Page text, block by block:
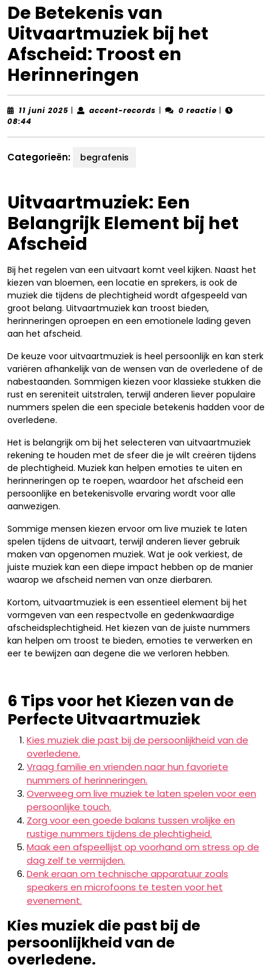
De Betekenis van
Uitvaartmuziek bij het
Afscheid: Troost en
Herinneringen
11 juni 2025 11| accent-records accent-
| 0 reactie |
08:44
Categorieën: begrafenis
Uitvaartmuziek: Een
Belangrijk Element bij het
Afscheid
Bij het regelen van een uitvaart komt veel kijken. Naast het
kiezen van bloemen, een locatie en sprekers, is ook de
muziek die tijdens de plechtigheid wordt afgespeeld van
groot belang. Uitvaartmuziek kan troost bieden,
herinneringen oproepen en een emotionele lading geven
aan het afscheid.
De keuze voor uitvaartmuziek is heel persoonlijk en kan sterk
variëren afhankelijk van de wensen van de overledene of de
nabestaanden. Sommigen kiezen voor klassieke stukken die
rust en sereniteit uitstralen, terwijl anderen liever populaire
nummers spelen die een speciale betekenis hadden voor de
overledene.
Het is belangrijk om bij het selecteren van uitvaartmuziek
rekening te houden met de sfeer die je wilt creëren tijdens
de plechtigheid. Muziek kan helpen emoties te uiten en
herinneringen op te roepen, waardoor het afscheid een
persoonlijke en betekenisvolle ervaring wordt voor alle
aanwezigen.
Sommige mensen kiezen ervoor om live muziek te laten
spelen tijdens de uitvaart, terwijl anderen liever gebruik
maken van opgenomen muziek. Wat je ook verkiest, de
juiste muziek kan een diepe impact hebben op de manier
waarop we afscheid nemen van onze dierbaren.
Kortom, uitvaartmuziek is een essentieel element bij het
vormgeven van een respectvolle en gedenkwaardige
afscheidsplechtigheid. Het kiezen van de juiste nummers
kan helpen om troost te bieden, emoties te verwerken en
eer te bewijzen aan degene die we verloren hebben.
6 Tips voor het Kiezen van de
Perfecte Uitvaartmuziek
Kies muziek die past bij de persoonlijkheid van de
overledene.
Vraag familie en vrienden naar hun favoriete
nummers of herinneringen.
Overweeg om live muziek te laten spelen voor een
persoonlijke touch.
Zorg voor een goede balans tussen vrolijke en
rustige nummers tijdens de plechtigheid.
Maak een afspeellijst op voorhand om stress op de
dag zelf te vermijden.
Denk eraan om technische apparatuur zoals
speakers en microfoons te testen voor het
evenement.
Kies muziek die past bij de
persoonlijkheid van de
overledene.